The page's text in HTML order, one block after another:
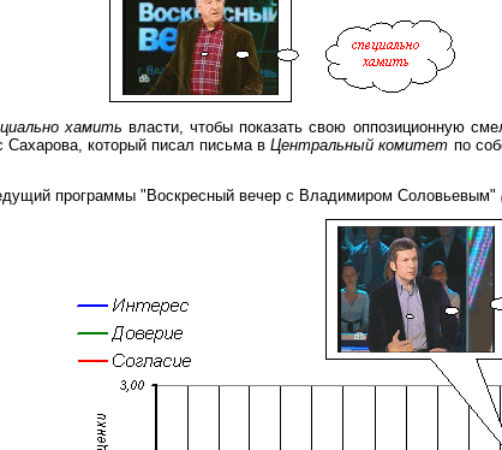
хамитьвласти, чтобы показать свою оппозиционную
Сахарова, который писал письма вЦентральный комитет по
программы "Воскресный вечер с Владимиром Соловьевым"